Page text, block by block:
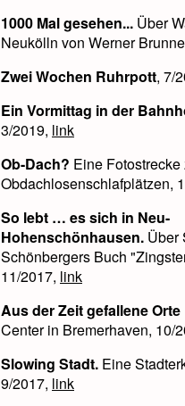
1000 Mal gesehen... Über
Neukölln von Werner
Zwei Wochen Ruhrpott, 7/
Ein Vormittag in der
3/2019, link
Ob-Dach? Eine Fotostrecke
Obdachlosenschlafplätzen,
So lebt … es sich in Neu-
Hohenschönhausen. Über
Schönbergers Buch
11/2017, link
Aus der Zeit gefallene Orte
Center in Bremerhaven, 10/
Slowing Stadt. Eine
9/2017, link